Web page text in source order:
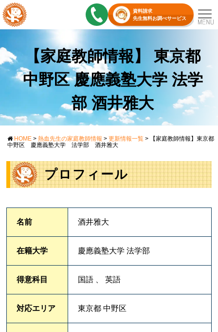
資料請求
先生無料お調べサービス
【家庭教師情報】 東京都
中野区 慶應義塾大学 法学
部 酒井雅大
HOME > 熱血先生の家庭教師情報 > 更新情報一覧 >
【家庭教師情報】東京都
中野区 慶應義塾大学 法学部 酒井雅大
プロフィール
名前 酒井雅大
在籍大学 慶應義塾大学 法学部
得意科目 国語 、 英語
対応エリア 東京都 中野区